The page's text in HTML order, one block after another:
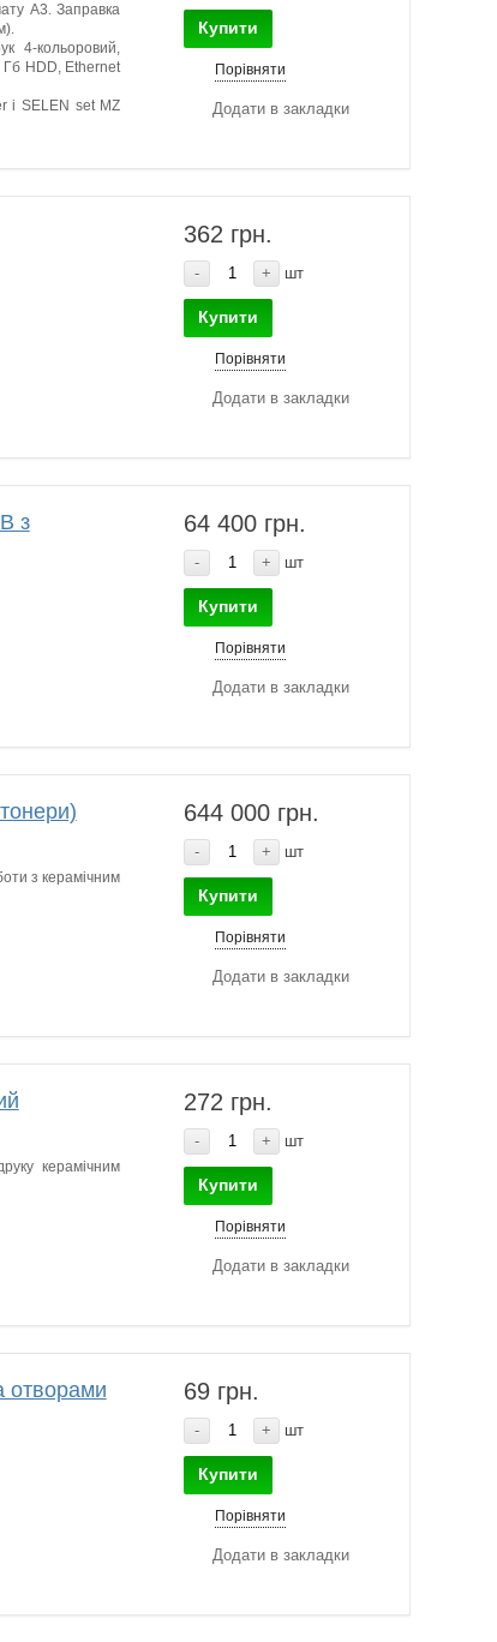
А3. Заправка
4-кольоровий,
Гб HDD, Ethernet
і SELEN set MZ
Купити
Порівняти
Додати в закладки
362 грн.
- + шт
Купити
Порівняти
Додати в закладки
з
64 400 грн.
- + шт
Купити
Порівняти
Додати в закладки
з керамічним
644 000 грн.
- + шт
Купити
Порівняти
Додати в закладки
керамічним
272 грн.
- + шт
Купити
Порівняти
Додати в закладки
отворами 69 грн.
- + шт
Купити
Порівняти
Додати в закладки